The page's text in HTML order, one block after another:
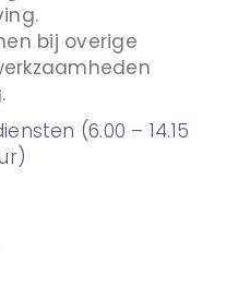
bij overige
(6.00 – 14.15